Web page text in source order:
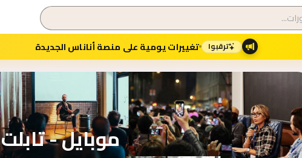
ترقبوا تغييرات يومية على منصة أناناس الجديدة
موبايل - تابلت